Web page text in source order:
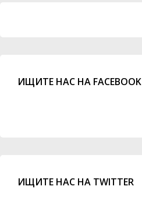
ИЩИТЕ НАС НА FACEBOOK
ИЩИТЕ НАС НА TWITTER